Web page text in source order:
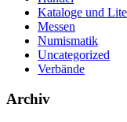
Kataloge und
Messen
Numismatik
Uncategorized
Verbände
Archiv